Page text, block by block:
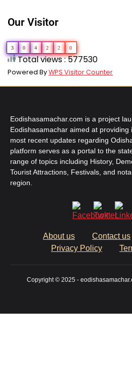
Our Visitor
3 0 4 2 2 0
Total views : 577530
Powered ByWPS Visitor Counter
Eodishasamachar.com is a project
Eodishasamachar aimed at
most recent updates regarding
platform serves as a portal to the
range of topics including History,
Tourist Attractions, Festivals, and
region.
About us Contact us
Privacy Policy
Copyright © 2025 -